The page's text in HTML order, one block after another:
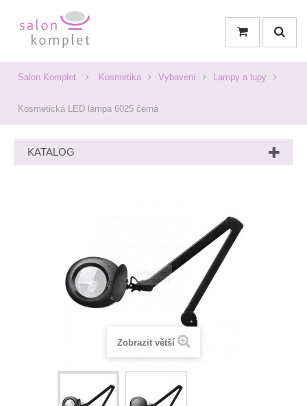
Salon Komplet Kosmetika Vybavení Lampy a lupy
Kosmetická LED lampa 6025 černá
KATALOG
Zobrazit větší